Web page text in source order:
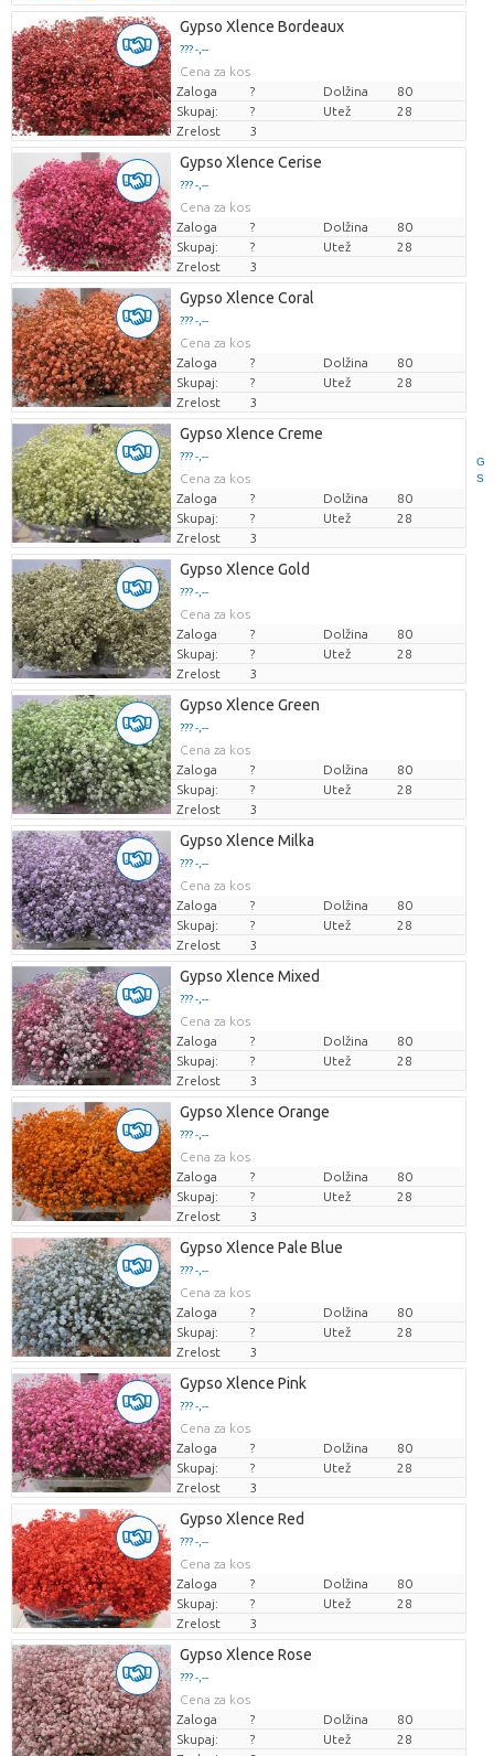
G
S
Gypso Xlence Bordeaux
??? -,--
Cena za kos
Zaloga
? Dolžina
80
Skupaj:
? Utež
28
Zrelost
3
Gypso Xlence Cerise
??? -,--
Cena za kos
Zaloga
? Dolžina
80
Skupaj:
? Utež
28
Zrelost
3
Gypso Xlence Coral
??? -,--
Cena za kos
Zaloga
? Dolžina
80
Skupaj:
? Utež
28
Zrelost
3
Gypso Xlence Creme
??? -,--
Cena za kos
Zaloga
? Dolžina
80
Skupaj:
? Utež
28
Zrelost
3
Gypso Xlence Gold
??? -,--
Cena za kos
Zaloga
? Dolžina
80
Skupaj:
? Utež
28
Zrelost
3
Gypso Xlence Green
??? -,--
Cena za kos
Zaloga
? Dolžina
80
Skupaj:
? Utež
28
Zrelost
3
Gypso Xlence Milka
??? -,--
Cena za kos
Zaloga
? Dolžina
80
Skupaj:
? Utež
28
Zrelost
3
Gypso Xlence Mixed
??? -,--
Cena za kos
Zaloga
? Dolžina
80
Skupaj:
? Utež
28
Zrelost
3
Gypso Xlence Orange
??? -,--
Cena za kos
Zaloga
? Dolžina
80
Skupaj:
? Utež
28
Zrelost
3
Gypso Xlence Pale Blue
??? -,--
Cena za kos
Zaloga
? Dolžina
80
Skupaj:
? Utež
28
Zrelost
3
Gypso Xlence Pink
??? -,--
Cena za kos
Zaloga
? Dolžina
80
Skupaj:
? Utež
28
Zrelost
3
Gypso Xlence Red
??? -,--
Cena za kos
Zaloga
? Dolžina
80
Skupaj:
? Utež
28
Zrelost
3
Gypso Xlence Rose
??? -,--
Cena za kos
Zaloga
? Dolžina
80
Skupaj:
? Utež
28